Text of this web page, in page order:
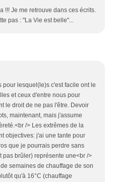
!!! Je me retrouve dans ces écrits.
pas : "La Vie est belle"...
pour lesquel(le)s c'est facile ont le
et ceux d'entre nous pour
le droit de ne pas l'être. Devoir
maintenant, mais j'assume
/> Les extrêmes de la
objectives: j'ai une tante pour
que je pourrais perdre sans
pas brûler) représente une<br />
semaines de chauffage de son
qu'à 16°C (chauffage